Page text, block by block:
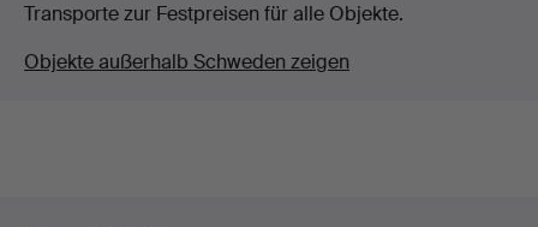
Transporte zur Festpreisen für alle Objekte.
Objekte außerhalb Schweden zeigen